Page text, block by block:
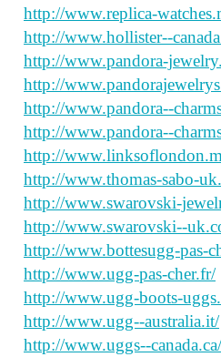
http://www.replica-
http://www.hollister--
http://www.pandora-
http://
http://www.pandora--
http://www.pandora--
http://
http://www.thomas-sabo-
http://www.swarovski-
http://www.swarovski--
http://www.bottesugg-pas-
http://www.ugg-pas-cher.fr/
http://www.ugg-boots-
http://www.ugg--australia.it/
http://www.uggs--canada.ca/